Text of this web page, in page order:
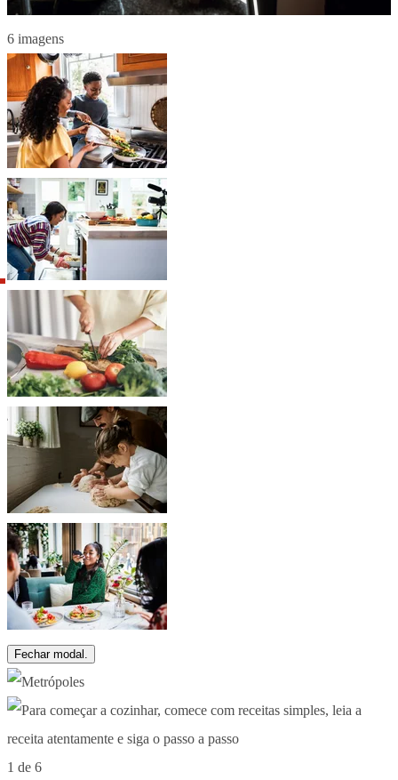
6 imagens
Fechar modal.
1 de 6